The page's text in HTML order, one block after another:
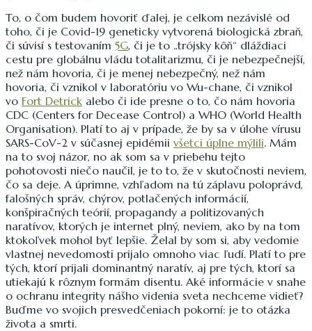
To, o čom budem hovoriť ďalej, je celkom nezávislé od
toho, či je Covid-19 geneticky vytvorená biologická zbraň,
či súvisí s testovaním 5G, či je to „trójsky kôň“ dláždiaci
cestu pre globálnu vládu totalitarizmu, či je nebezpečnejší,
než nám hovoria, či je menej nebezpečný, než nám
hovoria, či vznikol v laboratóriu vo Wu-chane, či vznikol
vo Fort Detrick alebo či ide presne o to, čo nám hovoria
CDC (Centers for Decease Control) a WHO (World Health
Organisation). Platí to aj v prípade, že by sa v úlohe vírusu
SARS-CoV-2 v súčasnej epidémii všetci úplne mýlili. Mám
na to svoj názor, no ak som sa v priebehu tejto
pohotovosti niečo naučil, je to to, že v skutočnosti neviem,
čo sa deje. A úprimne, vzhľadom na tú záplavu poloprávd,
falošných správ, chýrov, potlačených informácií,
konšpiračných teórií, propagandy a politizovaných
naratívov, ktorých je internet plný, neviem, ako by na tom
ktokoľvek mohol byť lepšie. Želal by som si, aby vedomie
vlastnej nevedomosti prijalo omnoho viac ľudí. Platí to pre
tých, ktorí prijali dominantný naratív, aj pre tých, ktorí sa
utiekajú k rôznym formám disentu. Aké informácie v snahe
o ochranu integrity nášho videnia sveta nechceme vidieť?
Buďme vo svojich presvedčeniach pokorní: je to otázka
života a smrti.